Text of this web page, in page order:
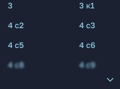
3
3 к1
4 с2
4 с3
4 с5
4 с6
4 с8
4 с9